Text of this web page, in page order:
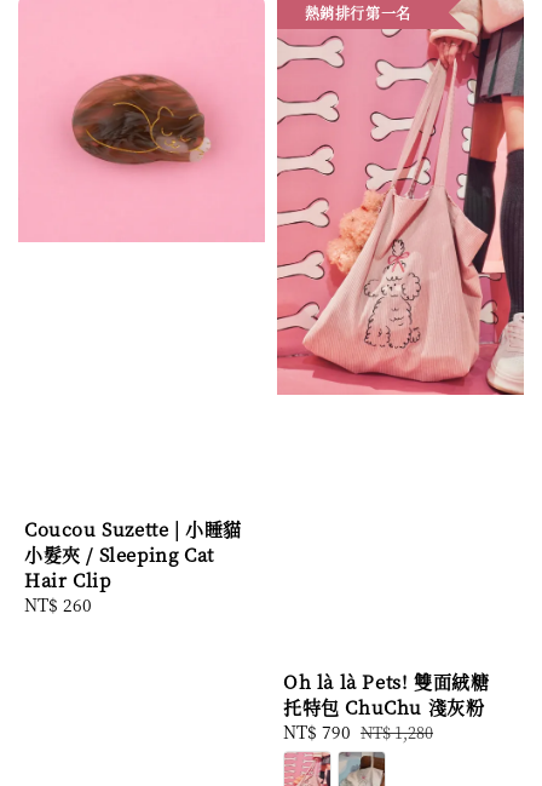
Coucou Suzette | 小睡貓
小髮夾 / Sleeping Cat
Hair Clip
Regular
NT$ 260
熱銷排行第一名
Oh là là Pets! 雙面絨糖
托特包 ChuChu 淺灰粉
Sale
price
NT$ 790 Regular
price
NT$ 1,280